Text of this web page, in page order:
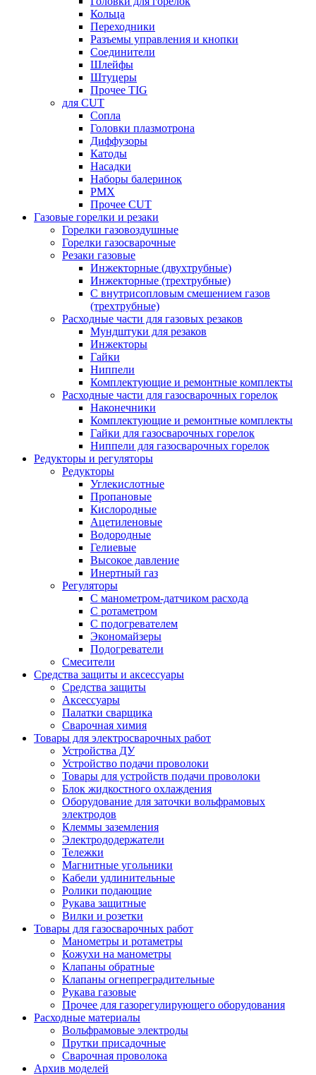
Кольца
Переходники
Разъемы управления и кнопки
Соединители
Шлейфы
Штуцеры
Прочее TIG
для CUT
Сопла
Головки плазмотрона
Диффузоры
Катоды
Насадки
Наборы балеринок
PMX
Прочее CUT
Газовые горелки и резаки
Горелки газовоздушные
Горелки газосварочные
Резаки газовые
Инжекторные (двухтрубные)
Инжекторные (трехтрубные)
С внутрисопловым смешением газов
(трехтрубные)
Расходные части для газовых резаков
Мундштуки для резаков
Инжекторы
Гайки
Ниппели
Комплектующие и ремонтные комплекты
Расходные части для газосварочных горелок
Наконечники
Комплектующие и ремонтные комплекты
Гайки для газосварочных горелок
Ниппели для газосварочных горелок
Редукторы и регуляторы
Редукторы
Углекислотные
Пропановые
Кислородные
Ацетиленовые
Водородные
Гелиевые
Высокое давление
Инертный газ
Регуляторы
С манометром-датчиком расхода
С ротаметром
С подогревателем
Экономайзеры
Подогреватели
Смесители
Средства защиты и аксессуары
Средства защиты
Аксессуары
Палатки сварщика
Сварочная химия
Товары для электросварочных работ
Устройства ДУ
Устройство подачи проволоки
Товары для устройств подачи проволоки
Блок жидкостного охлаждения
Оборудование для заточки вольфрамовых
электродов
Клеммы заземления
Электрододержатели
Тележки
Магнитные угольники
Кабели удлинительные
Ролики подающие
Рукава защитные
Вилки и розетки
Товары для газосварочных работ
Манометры и ротаметры
Кожухи на манометры
Клапаны обратные
Клапаны огнепреградительные
Рукава газовые
Прочее для газорегулирующего оборудования
Расходные материалы
Вольфрамовые электроды
Прутки присадочные
Сварочная проволока
Архив моделей